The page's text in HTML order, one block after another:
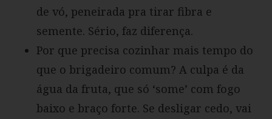
de vó, peneirada pra tirar fibra e
semente. Sério, faz diferença.
Por que precisa cozinhar mais tempo do
que o brigadeiro comum? A culpa é da
água da fruta, que só ‘some’ com fogo
baixo e braço forte. Se desligar cedo, vai